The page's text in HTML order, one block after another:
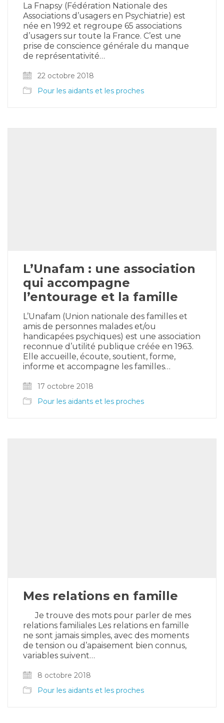
La Fnapsy (Fédération Nationale des
Associations d’usagers en Psychiatrie) est
née en 1992 et regroupe 65 associations
d’usagers sur toute la France. C’est une
prise de conscience générale du manque
de représentativité…
22 octobre 2018
Pour les aidants et les proches
L’Unafam : une association
qui accompagne
l’entourage et la famille
L’Unafam (Union nationale des familles et
amis de personnes malades et/ou
handicapées psychiques) est une association
reconnue d’utilité publique créée en 1963.
Elle accueille, écoute, soutient, forme,
informe et accompagne les familles…
17 octobre 2018
Pour les aidants et les proches
Mes relations en famille
Je trouve des mots pour parler de mes
relations familiales Les relations en famille
ne sont jamais simples, avec des moments
de tension ou d’apaisement bien connus,
variables suivent…
8 octobre 2018
Pour les aidants et les proches